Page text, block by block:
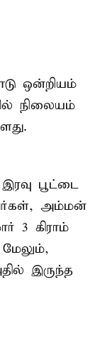
ஒன்றியம்
நிலையம்
பூட்டை
அம்மன்
3 கிராம்
இருந்த